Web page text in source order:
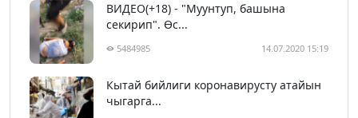
ВИДЕО(+18) - "Муунтуп, башына
секирип". Өс...
5484985 14.07.2020 15:19
Кытай бийлиги коронавирусту атайын
чыгарга...